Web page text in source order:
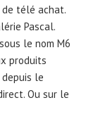
de télé achat.
Pascal.
le nom M6
produits
le
Ou sur le